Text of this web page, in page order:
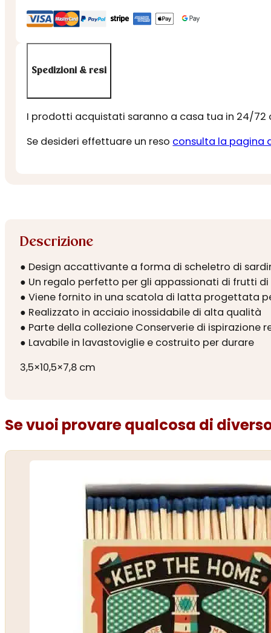
Spedizioni & resi
I prodotti acquistati saranno a casa tua in 24/72
Se desideri effettuare un reso consulta la pagina
Descrizione
● Design accattivante a forma di scheletro di
● Un regalo perfetto per gli appassionati di frutti
● Viene fornito in una scatola di latta progettata
● Realizzato in acciaio inossidabile di alta qualità
● Parte della collezione Conserverie di ispirazione
● Lavabile in lavastoviglie e costruito per durare
3,5×10,5×7,8 cm
Se vuoi provare qualcosa di